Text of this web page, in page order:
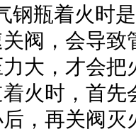
钢瓶着火时
阀，会导
大，才会
火时，首
，再关阀